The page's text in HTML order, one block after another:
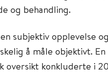
og behandling.
subjektiv opplevelse
å måle objektivt. En
oversikt konkluderte i